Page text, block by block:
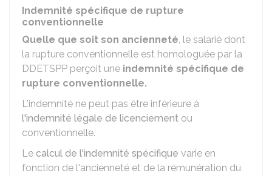
Indemnité spécifique de rupture
conventionnelle
Quelle que soit son ancienneté, le salarié dont
la rupture conventionnelle est homologuée par la
DDETSPP perçoit une indemnité spécifique de
rupture conventionnelle.
L'indemnité ne peut pas être inférieure à
l'indemnité légale de licenciement ou
conventionnelle.
Le calcul de l'indemnité spécifique varie en
fonction de l'ancienneté et de la rémunération du